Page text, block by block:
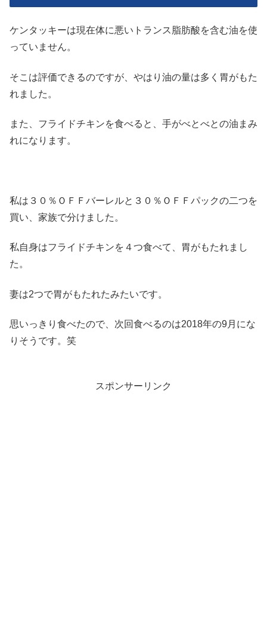
ケンタッキーは現在体に悪いトランス脂肪酸を含む油を使
っていません。
そこは評価できるのですが、やはり油の量は多く胃がもた
れました。
また、フライドチキンを食べると、手がべとべとの油まみ
れになります。
私は３０％ＯＦＦバーレルと３０％ＯＦＦパックの二つを
買い、家族で分けました。
私自身はフライドチキンを４つ食べて、胃がもたれまし
た。
妻は2つで胃がもたれたみたいです。
思いっきり食べたので、次回食べるのは2018年の9月にな
りそうです。笑
スポンサーリンク